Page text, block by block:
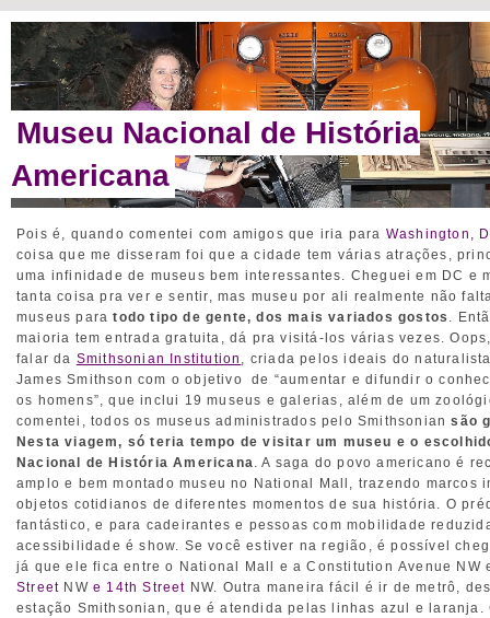
Museu Nacional de História
Americana
Pois é, quando comentei com amigos que iria para Washington,
coisa que me disseram foi que a cidade tem várias atrações,
uma infinidade de museus bem interessantes. Cheguei em DC e
tanta coisa pra ver e sentir, mas museu por ali realmente não
museus paratodo tipo de gente, dos mais variados gostos .
maioria tem entrada gratuita, dá pra visitá-los várias vezes.
falar da Smithsonian Institution , criada pelos ideais do
James Smithson com o objetivo de “aumentar e difundir o
os homens”, que inclui 19 museus e galerias, além de um
comentei, todos os museus administrados pelo Smithsonian são
Nesta viagem, só teria tempo de visitar um museu e o
Nacional de História Americana. A saga do povo americano é
amplo e bem montado museu no National Mall, trazendo marcos
objetos cotidianos de diferentes momentos de sua história. O
fantástico, e para cadeirantes e pessoas com mobilidade
acessibilidade é show. Se você estiver na região, é possível
já que ele fica entre o National Mall e a Constitution Avenue NW
Street NWe 14th Street NW. Outra maneira fácil é ir de metrô,
estação Smithsonian, que é atendida pelas linhas azul e laranja.